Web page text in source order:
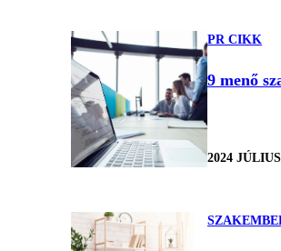
PR CIKK
9 menő
2024